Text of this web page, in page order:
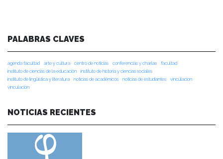
PALABRAS CLAVES
agenda facultad arte y cultura centro de noticias conferencias y charlas
facultad
instituto de ciencias de la educación
instituto de historia y ciencias sociales
instituto de lingüística y literatura
noticias de académicos noticias de estudiantes
vinculacion
vinculación
NOTICIAS RECIENTES